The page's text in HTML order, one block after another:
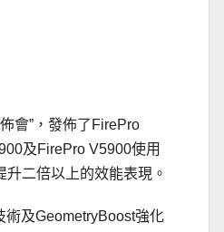
會”，發佈了FirePro
及FirePro V5900使用
二倍以上的效能表現。
及GeometryBoost強化